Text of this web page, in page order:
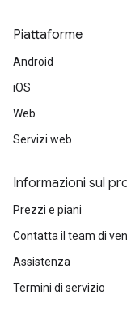
Piattaforme
Android
iOS
Web
Servizi web
Informazioni sul
Prezzi e piani
Contatta il team di
Assistenza
Termini di servizio